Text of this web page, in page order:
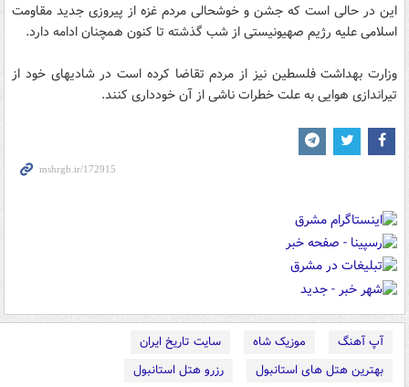
این در حالی است که جشن و خوشحالی مردم غزه از پیروزی جدید مقاومت
اسلامی علیه رژیم صهیونیستی از شب گذشته تا کنون همچنان ادامه دارد.
وزارت بهداشت فلسطین نیز از مردم تقاضا کرده است در شادیهای خود از
تیراندازی هوایی به علت خطرات ناشی از آن خودداری کنند.
آپ آهنگ موزیک شاه
سایت تاریخ ایران
بهترین هتل های استانبول
رزرو هتل استانبول